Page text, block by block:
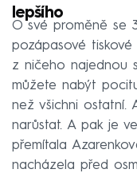
lepšího
O své proměně se
pozápasové
z ničeho najednou
můžete nabýt
než všichni ostatní.
narůstat. A pak je
přemítala
nacházela před